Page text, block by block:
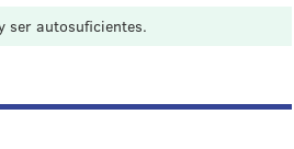
ser autosuficientes.